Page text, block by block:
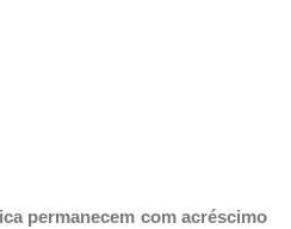
permanecem com acréscimo